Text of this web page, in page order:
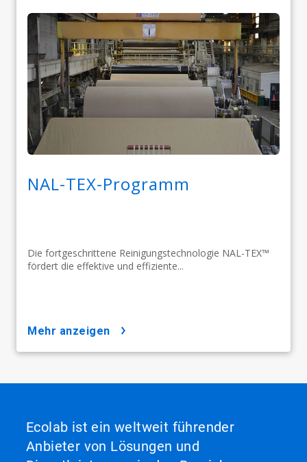
NAL-TEX-Programm
Die fortgeschrittene Reinigungstechnologie NAL-TEX™
fördert die effektive und effiziente...
mehr anzeigen
Ecolab ist ein weltweit führender
Anbieter von Lösungen und